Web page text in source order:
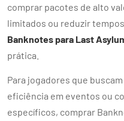
comprar pacotes de alto
limitados ou reduzir
Banknotes para Last
prática.
Para jogadores que
eficiência em eventos ou
específicos, comprar